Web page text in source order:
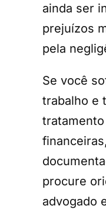
ainda ser
prejuízos
pela
Se você
trabalho e
procure
advogado